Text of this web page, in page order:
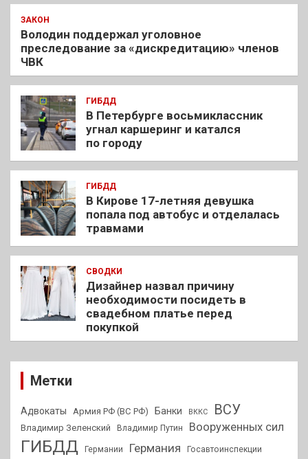
ЗАКОН
Володин поддержал уголовное
преследование за «дискредитацию» членов
ЧВК
ГИБДД
В Петербурге восьмиклассник
угнал каршеринг и катался
по городу
ГИБДД
В Кирове 17-летняя девушка
попала под автобус и отделалась
травмами
СВОДКИ
Дизайнер назвал причину
необходимости посидеть в
свадебном платье перед
покупкой
Метки
Адвокаты Армия РФ (ВС РФ) Банки ВККС ВСУ
Владимир Зеленский Владимир Путин Вооруженных сил
ГИБДД Германии Германия Госавтоинспекции